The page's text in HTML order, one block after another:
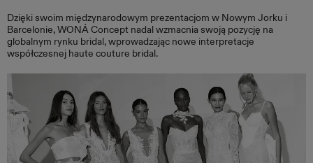
Dzięki swoim międzynarodowym prezentacjom w Nowym Jorku i
Barcelonie, WONÁ Concept nadal wzmacnia swoją pozycję na
globalnym rynku bridal, wprowadzając nowe interpretacje
współczesnej haute couture bridal.